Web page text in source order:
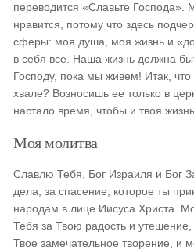
переводится «Славьте Господа».
нравится, потому что здесь
сферы: моя душа, моя жизнь и
в себя все. Наша жизнь должна
Господу, пока мы живем! Итак, что
хвале? Возносишь ее только в
настало время, чтобы и твоя
Моя молитва
Славлю Тебя, Бог Израиля и Бог
дела, за спасение, которое ты
народам в лице Иисуса Христа.
Тебя за Твою радость и
Твое замечательное творение, и